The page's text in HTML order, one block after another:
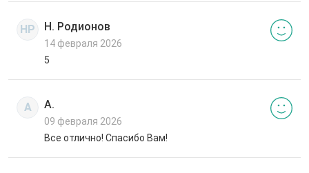
НР Н. Родионов
14 февраля 2026
5
А А.
09 февраля 2026
Все отлично! Спасибо Вам!